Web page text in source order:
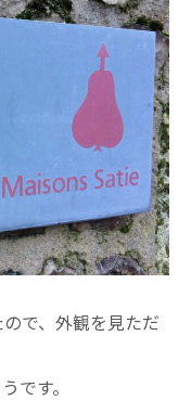
で、外観を見ただ
です。